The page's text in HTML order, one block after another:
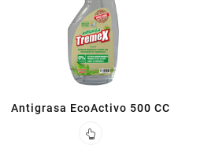
Antigrasa EcoActivo 500 CC